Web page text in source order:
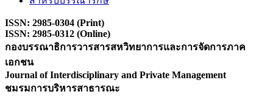
ISSN: 2985-0304 (Print)
ISSN: 2985-0312 (Online)
กองบรรณาธิการวารสารสหวิทยาการและการจัดการภาค
เอกชน
Journal of Interdisciplinary and Private Management
ชมรมการบริหารสาธารณะ